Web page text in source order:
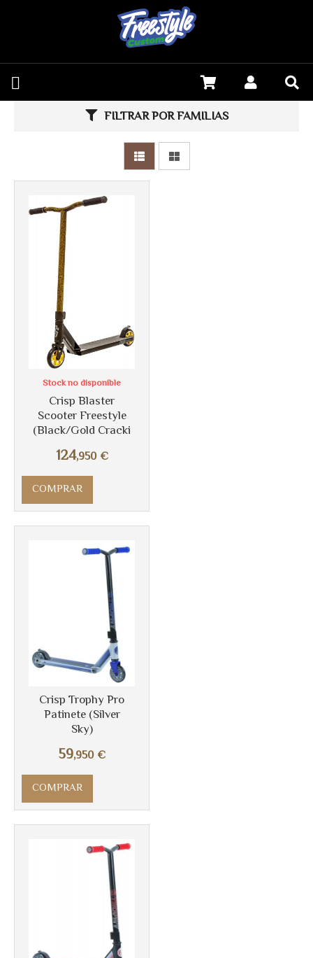
FILTRAR POR FAMILIAS
Crisp Blaster
Scooter Freestyle
(Black/Gold Cracki
124,950 €
Stock no disponible
COMPRAR
Crisp Trophy Pro
Patinete (Silver
Sky)
59,950 €
COMPRAR
Más info